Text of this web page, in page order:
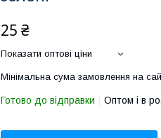
25 ₴
Показати оптові ціни
Мінімальна сума замовлення на
Готово до відправки Оптом і в